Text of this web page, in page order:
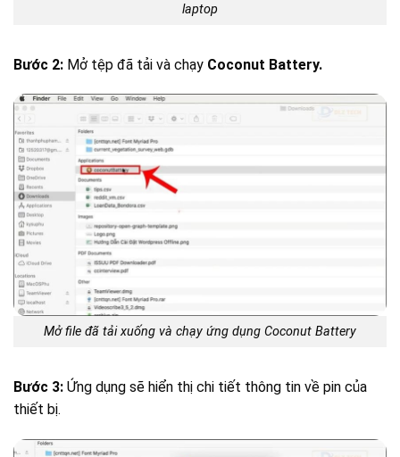
laptop
Bước 2: Mở tệp đã tải và chạy Coconut Battery.
Mở file đã tải xuống và chạy ứng dụng Coconut Battery
Bước 3: Ứng dụng sẽ hiển thị chi tiết thông tin về pin của
thiết bị.